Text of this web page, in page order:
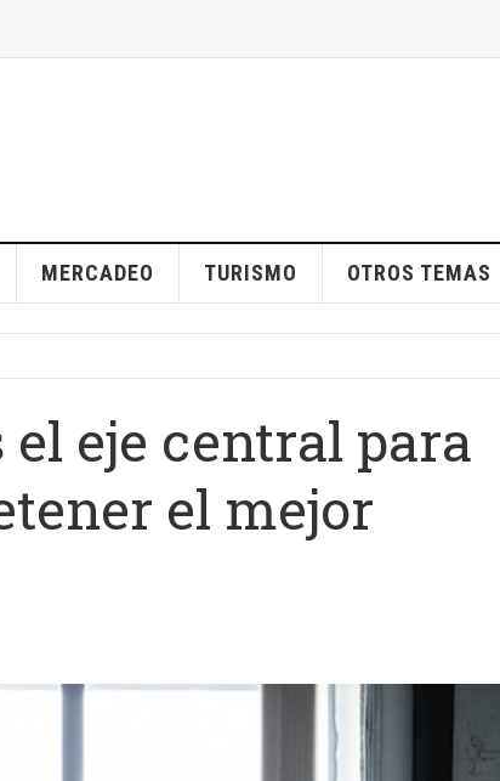
MERCADEO TURISMO OTROS TEMAS
eje central para
el mejor